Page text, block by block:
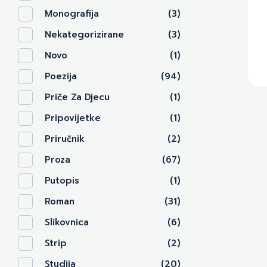
Monografija
(3)
Nekategorizirane
(3)
Novo
(1)
Poezija
(94)
Priče Za Djecu
(1)
Pripovijetke
(1)
Priručnik
(2)
Proza
(67)
Putopis
(1)
Roman
(31)
Slikovnica
(6)
Strip
(2)
Studija
(20)